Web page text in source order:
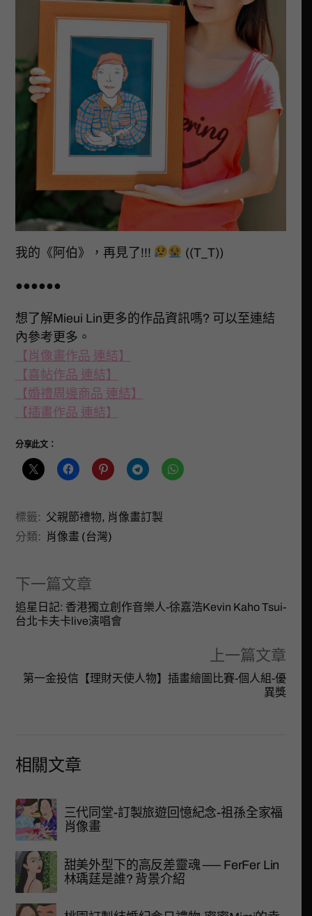
我的《阿伯》，再見了!!! ((T_T))
●●●●●●
想了解Mieui Lin更多的作品資訊嗎? 可以至連結
內參考更多。
【肖像畫作品 連結】
【喜帖作品 連結】
【婚禮周邊商品 連結】
【插畫作品 連結】
分享此文：
標籤: 父親節禮物, 肖像畫訂製
分類:
肖像畫 (台灣)
下一篇文章
追星日記: 香港獨立創作音樂人-徐嘉浩Kevin Kaho Tsui-
台北卡夫卡live演唱會
上一篇文章
第一金投信【理財天使人物】插畫繪圖比賽-個人組-優
異獎
相關文章
三代同堂-訂製旅遊回憶紀念-祖孫全家福
肖像畫
甜美外型下的高反差靈魂 ── FerFer Lin
林瑀莛是誰? 背景介紹